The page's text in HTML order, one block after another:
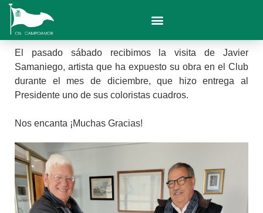
El pasado sábado recibimos la visita de Javier
Samaniego, artista que ha expuesto su obra en el Club
durante el mes de diciembre, que hizo entrega al
Presidente uno de sus coloristas cuadros.
Nos encanta ¡Muchas Gracias!